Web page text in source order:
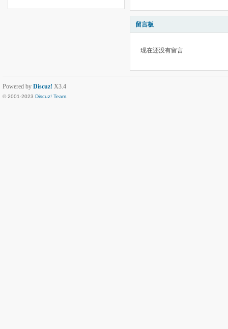
留言板
现在还没有留言
Powered by Discuz! X3.4
© 2001-2023 Discuz! Team